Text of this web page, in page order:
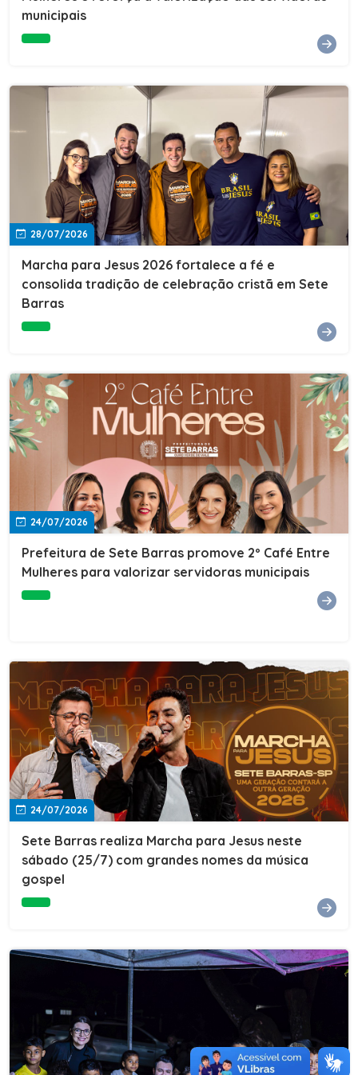
Cultura, Esporte e Lazer, Paulo Thomas, prestigiou os
compromisso da nossa gestão com a inclusão,
oferecendo a jovens e adultos a oportunidade de
concluir seus estudos e construir um futuro melhor.
Cada certificado entregue simboliza esforço,
determinação e a certeza de que investir em educação
é investir no desenvolvimento de Sete Barras."A
Prefeitura de Sete Barras também agradeceu ao SESI,
parceiro fundamental na retomada e ampliação da
Educação de Jovens e Adultos, aos professores, à
equipe da Secretaria Municipal de Educação e a todos
os profissionais que contribuíram para que esse
importante projeto voltasse a transformar a vida de
municipais
28/07/2026
Marcha para Jesus 2026 fortalece a fé e
consolida tradição de celebração cristã em Sete
Barras
24/07/2026
Prefeitura de Sete Barras promove 2º Café Entre
Mulheres para valorizar servidoras municipais
24/07/2026
Sete Barras realiza Marcha para Jesus neste
sábado (25/7) com grandes nomes da música
gospel